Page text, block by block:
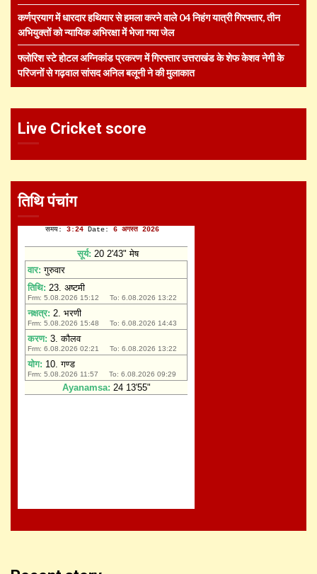
कर्णप्रयाग में धारदार हथियार से हमला करने वाले 04 निहंग यात्री गिरफ्तार, तीन
अभियुक्तों को न्यायिक अभिरक्षा में भेजा गया जेल
फ्लोरिश स्टे होटल अग्निकांड प्रकरण में गिरफ्तार उत्तराखंड के शेफ केशव नेगी के
परिजनों से गढ़वाल सांसद अनिल बलूनी ने की मुलाकात
Live Cricket score
तिथि पंचांग